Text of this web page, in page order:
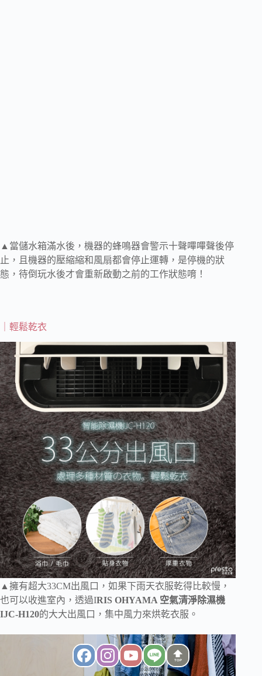
▲當儲水箱滿水後，機器的蜂鳴器會警示十聲嗶嗶聲後停
止，且機器的壓縮縮和風扇都會停止運轉，是停機的狀
態，待倒玩水後才會重新啟動之前的工作狀態唷！
｜輕鬆乾衣
▲擁有超大33CM出風口，如果下雨天衣服乾得比較慢，
也可以收進室內，透過IRIS OHYAMA 空氣清淨除濕機
IJC-H120的大大出風口，集中風力來烘乾衣服。
TOP